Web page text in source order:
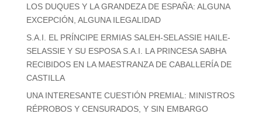
LOS DUQUES Y LA GRANDEZA DE ESPAÑA: ALGUNA
EXCEPCIÓN, ALGUNA ILEGALIDAD
S.A.I. EL PRÍNCIPE ERMIAS SALEH-SELASSIE HAILE-
SELASSIE Y SU ESPOSA S.A.I. LA PRINCESA SABHA
RECIBIDOS EN LA MAESTRANZA DE CABALLERÍA DE
CASTILLA
UNA INTERESANTE CUESTIÓN PREMIAL: MINISTROS
RÉPROBOS Y CENSURADOS, Y SIN EMBARGO